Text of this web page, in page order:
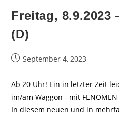
Freitag, 8.9.2023
(D)
BeitragSeptember 4, 2023
Ab 20 Uhr! Ein in letzter Zeit
im/am Waggon - mit
In diesem neuen und in